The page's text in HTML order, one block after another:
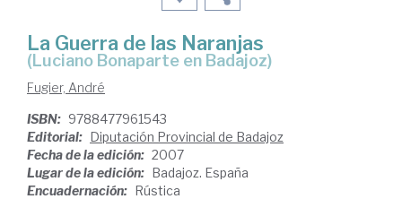
La Guerra de las Naranjas
(Luciano Bonaparte en Badajoz)
Fugier, André
ISBN: 9788477961543
Editorial: Diputación Provincial de Badajoz
Fecha de la edición: 2007
Lugar de la edición: Badajoz. España
Encuadernación: Rústica